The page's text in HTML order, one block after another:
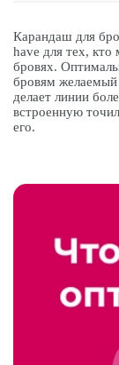
Карандаш для
have для тех, кто
бровях.
бровям
делает линии
встроенную
его.